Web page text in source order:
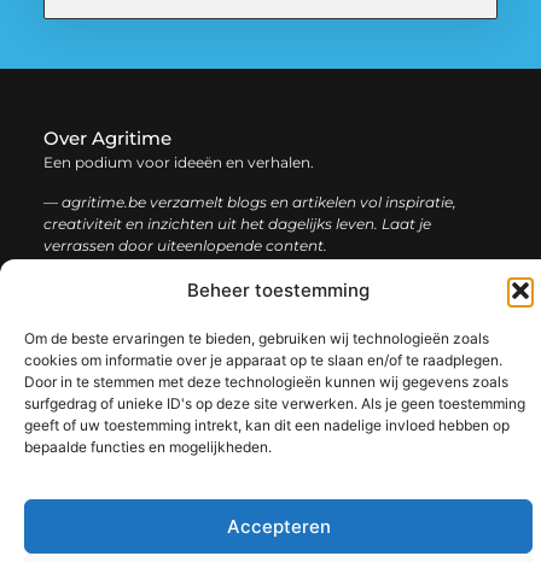
Beheer toestemming
Om de beste ervaringen te bieden, gebruiken wij technologieën zoals
cookies om informatie over je apparaat op te slaan en/of te raadplegen.
Door in te stemmen met deze technologieën kunnen wij gegevens zoals
surfgedrag of unieke ID's op deze site verwerken. Als je geen toestemming
geeft of uw toestemming intrekt, kan dit een nadelige invloed hebben op
bepaalde functies en mogelijkheden.
Accepteren
Over Agritime
Een podium voor ideeën en verhalen.
— agritime.be verzamelt blogs en artikelen vol inspiratie,
creativiteit en inzichten uit het dagelijks leven. Laat je
verrassen door uiteenlopende content.
informatie